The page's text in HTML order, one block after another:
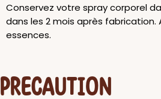
Conservez votre spray corporel
dans les 2 mois après
essences.
PRECAUTION